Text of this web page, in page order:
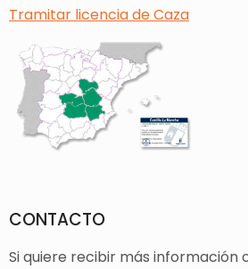
Tramitar licencia de Caza
CONTACTO
Si quiere recibir más información